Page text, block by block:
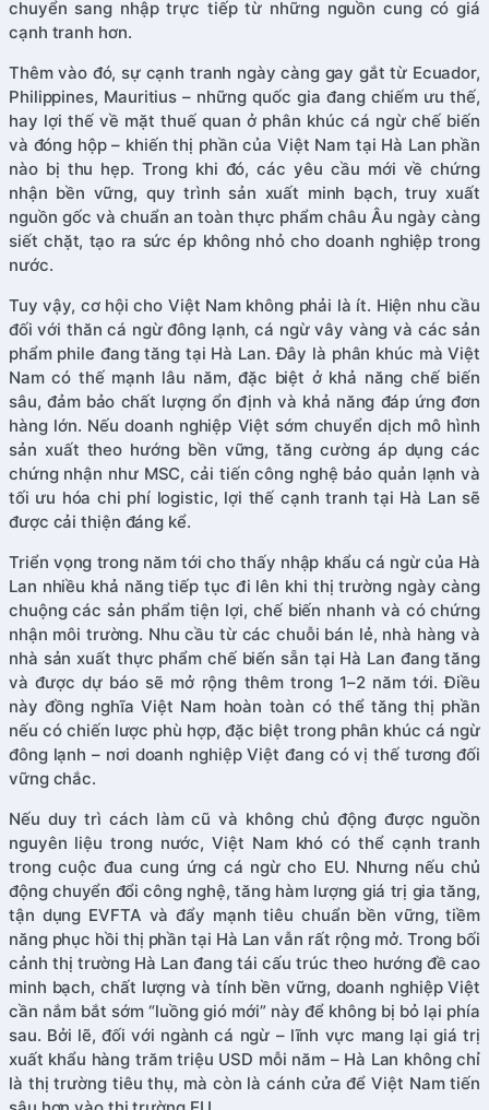
chuyển sang nhập trực tiếp từ những nguồn cung có giá
cạnh tranh hơn.
Thêm vào đó, sự cạnh tranh ngày càng gay gắt từ Ecuador,
Philippines, Mauritius – những quốc gia đang chiếm ưu thế,
hay lợi thế về mặt thuế quan ở phân khúc cá ngừ chế biến
và đóng hộp – khiến thị phần của Việt Nam tại Hà Lan phần
nào bị thu hẹp. Trong khi đó, các yêu cầu mới về chứng
nhận bền vững, quy trình sản xuất minh bạch, truy xuất
nguồn gốc và chuẩn an toàn thực phẩm châu Âu ngày càng
siết chặt, tạo ra sức ép không nhỏ cho doanh nghiệp trong
nước.
Tuy vậy, cơ hội cho Việt Nam không phải là ít. Hiện nhu cầu
đối với thăn cá ngừ đông lạnh, cá ngừ vây vàng và các sản
phẩm phile đang tăng tại Hà Lan. Đây là phân khúc mà Việt
Nam có thế mạnh lâu năm, đặc biệt ở khả năng chế biến
sâu, đảm bảo chất lượng ổn định và khả năng đáp ứng đơn
hàng lớn. Nếu doanh nghiệp Việt sớm chuyển dịch mô hình
sản xuất theo hướng bền vững, tăng cường áp dụng các
chứng nhận như MSC, cải tiến công nghệ bảo quản lạnh và
tối ưu hóa chi phí logistic, lợi thế cạnh tranh tại Hà Lan sẽ
được cải thiện đáng kể.
Triển vọng trong năm tới cho thấy nhập khẩu cá ngừ của Hà
Lan nhiều khả năng tiếp tục đi lên khi thị trường ngày càng
chuộng các sản phẩm tiện lợi, chế biến nhanh và có chứng
nhận môi trường. Nhu cầu từ các chuỗi bán lẻ, nhà hàng và
nhà sản xuất thực phẩm chế biến sẵn tại Hà Lan đang tăng
và được dự báo sẽ mở rộng thêm trong 1–2 năm tới. Điều
này đồng nghĩa Việt Nam hoàn toàn có thể tăng thị phần
nếu có chiến lược phù hợp, đặc biệt trong phân khúc cá ngừ
đông lạnh – nơi doanh nghiệp Việt đang có vị thế tương đối
vững chắc.
Nếu duy trì cách làm cũ và không chủ động được nguồn
nguyên liệu trong nước, Việt Nam khó có thể cạnh tranh
trong cuộc đua cung ứng cá ngừ cho EU. Nhưng nếu chủ
động chuyển đổi công nghệ, tăng hàm lượng giá trị gia tăng,
tận dụng EVFTA và đẩy mạnh tiêu chuẩn bền vững, tiềm
năng phục hồi thị phần tại Hà Lan vẫn rất rộng mở. Trong bối
cảnh thị trường Hà Lan đang tái cấu trúc theo hướng đề cao
minh bạch, chất lượng và tính bền vững, doanh nghiệp Việt
cần nắm bắt sớm “luồng gió mới” này để không bị bỏ lại phía
sau. Bởi lẽ, đối với ngành cá ngừ – lĩnh vực mang lại giá trị
xuất khẩu hàng trăm triệu USD mỗi năm – Hà Lan không chỉ
là thị trường tiêu thụ, mà còn là cánh cửa để Việt Nam tiến